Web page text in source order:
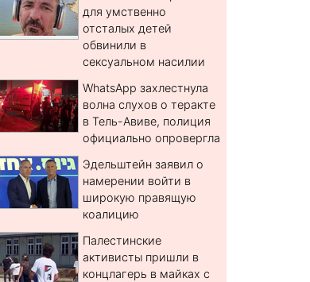
для умственно
отсталых детей
обвинили в
сексуальном насилии
WhatsApp захлестнула
волна слухов о теракте
в Тель-Авиве, полиция
официально опровергла
Эдельштейн заявил о
намерении войти в
широкую правящую
коалицию
Палестинские
активисты пришли в
концлагерь в майках с